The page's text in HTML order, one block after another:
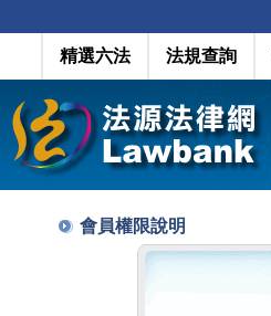
精選六法 法規查詢
會員權限說明